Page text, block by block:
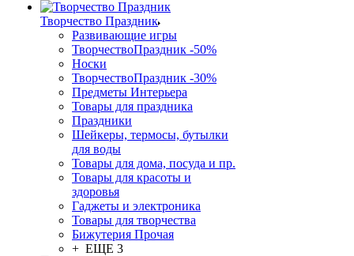
Творчество Праздник
Развивающие игры
ТворчествоПраздник -50%
Носки
ТворчествоПраздник -30%
Предметы Интерьера
Товары для праздника
Праздники
Шейкеры, термосы, бутылки
для воды
Товары для дома, посуда и пр.
Товары для красоты и
здоровья
Гаджеты и электроника
Товары для творчества
Бижутерия Прочая
+ ЕЩЕ 3